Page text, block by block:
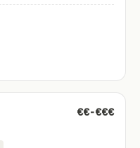
€€-€€€